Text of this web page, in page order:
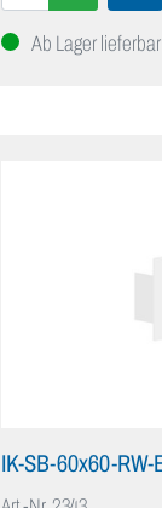
Ab Lager lieferbar
IK-SB-60x60-RW-